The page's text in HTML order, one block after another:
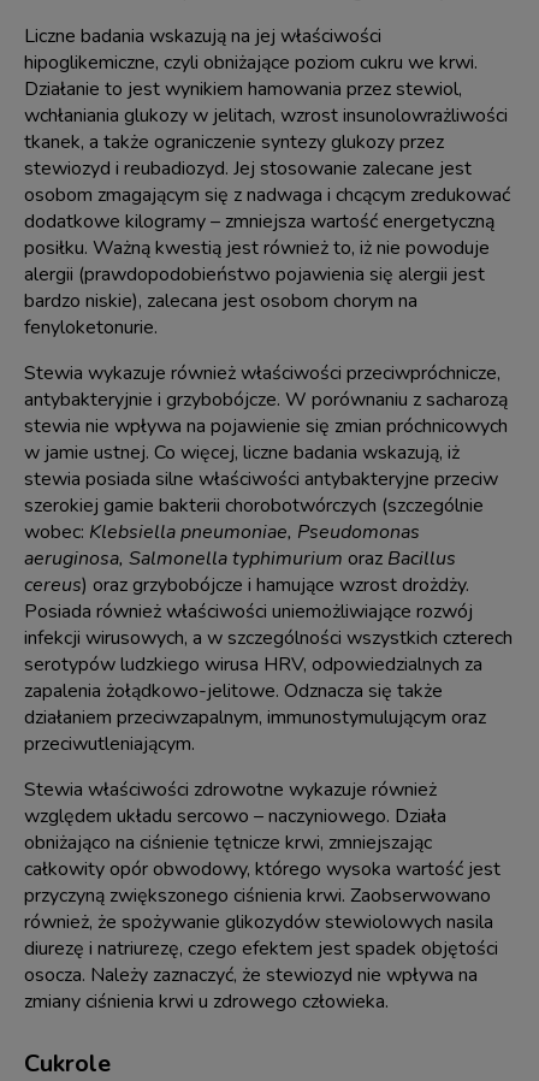
Liczne badania wskazują na jej właściwości
hipoglikemiczne, czyli obniżające poziom cukru we krwi.
Działanie to jest wynikiem hamowania przez stewiol,
wchłaniania glukozy w jelitach, wzrost insunolowrażliwości
tkanek, a także ograniczenie syntezy glukozy przez
stewiozyd i reubadiozyd. Jej stosowanie zalecane jest
osobom zmagającym się z nadwaga i chcącym zredukować
dodatkowe kilogramy – zmniejsza wartość energetyczną
posiłku. Ważną kwestią jest również to, iż nie powoduje
alergii (prawdopodobieństwo pojawienia się alergii jest
bardzo niskie), zalecana jest osobom chorym na
fenyloketonurie.
Stewia wykazuje również właściwości przeciwpróchnicze,
antybakteryjnie i grzybobójcze. W porównaniu z sacharozą
stewia nie wpływa na pojawienie się zmian próchnicowych
w jamie ustnej. Co więcej, liczne badania wskazują, iż
stewia posiada silne właściwości antybakteryjne przeciw
szerokiej gamie bakterii chorobotwórczych (szczególnie
wobec: Klebsiella pneumoniae, Pseudomonas
aeruginosa, Salmonella typhimurium oraz Bacillus
cereus) oraz grzybobójcze i hamujące wzrost drożdży.
Posiada również właściwości uniemożliwiające rozwój
infekcji wirusowych, a w szczególności wszystkich czterech
serotypów ludzkiego wirusa HRV, odpowiedzialnych za
zapalenia żołądkowo-jelitowe. Odznacza się także
działaniem przeciwzapalnym, immunostymulującym oraz
przeciwutleniającym.
Stewia właściwości zdrowotne wykazuje również
względem układu sercowo – naczyniowego. Działa
obniżająco na ciśnienie tętnicze krwi, zmniejszając
całkowity opór obwodowy, którego wysoka wartość jest
przyczyną zwiększonego ciśnienia krwi. Zaobserwowano
również, że spożywanie glikozydów stewiolowych nasila
diurezę i natriurezę, czego efektem jest spadek objętości
osocza. Należy zaznaczyć, że stewiozyd nie wpływa na
zmiany ciśnienia krwi u zdrowego człowieka.
Cukrole